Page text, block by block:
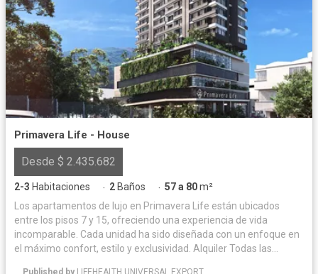
Primavera Life - House
Desde $ 2.435.682
2-3 Habitaciones · 2 Baños · 57 a 80m²
Los apartamentos de lujo en Primavera Life están ubicados
entre los pisos 7 y 15, ofreciendo una experiencia de vida
incomparable. Cada unidad ha sido diseñada con un enfoque en
el máximo confort, estilo y exclusividad. Alquiler Todas las